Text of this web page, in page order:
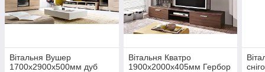
Вітальня Вушер
1700х2900х500мм дуб
Вітальня Кватро
1900х2000х405мм Гербор